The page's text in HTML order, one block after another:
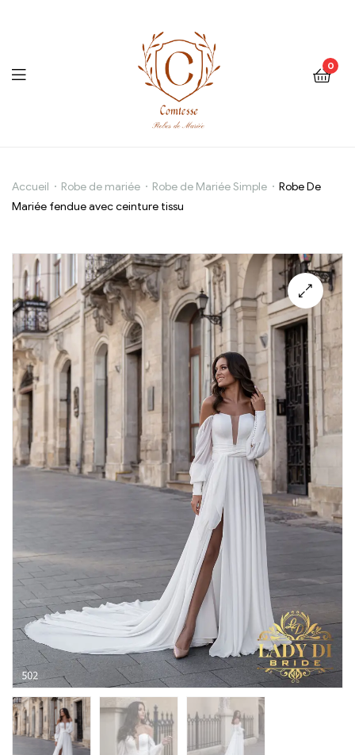
0
Robe
De
Mariée
fendue
avec
ceinture
tissu
Accueil Robe de mariée Robe de Mariée Simple
Robe De
Mariée fendue avec ceinture tissu